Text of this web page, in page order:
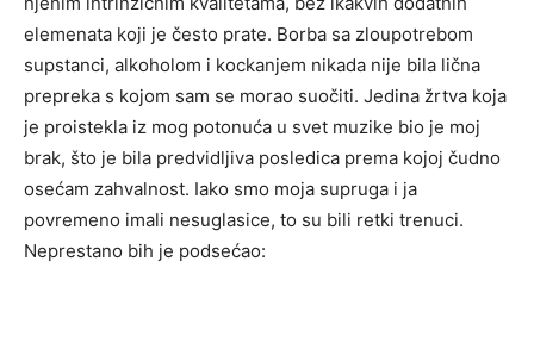
elemenata koji je često prate. Borba sa zloupotrebom
supstanci, alkoholom i kockanjem nikada nije bila lična
prepreka s kojom sam se morao suočiti. Jedina žrtva koja
je proistekla iz mog potonuća u svet muzike bio je moj
brak, što je bila predvidljiva posledica prema kojoj čudno
osećam zahvalnost. Iako smo moja supruga i ja
povremeno imali nesuglasice, to su bili retki trenuci.
Neprestano bih je podsećao: